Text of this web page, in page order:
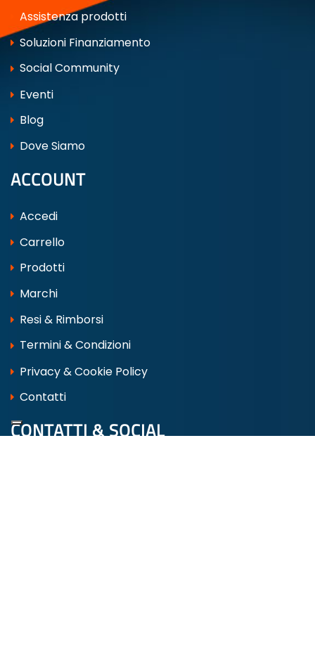
Assistenza prodotti
Soluzioni Finanziamento
Social Community
Eventi
Blog
Dove Siamo
ACCOUNT
Accedi
Carrello
Prodotti
Marchi
Resi & Rimborsi
Termini & Condizioni
Privacy & Cookie Policy
Contatti
CONTATTI & SOCIAL